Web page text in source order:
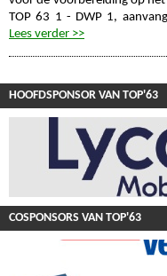
TOP 63 1 - DWP 1,
Lees verder >>
HOOFDSPONSOR VAN TOP'63
COSPONSORS VAN TOP'63